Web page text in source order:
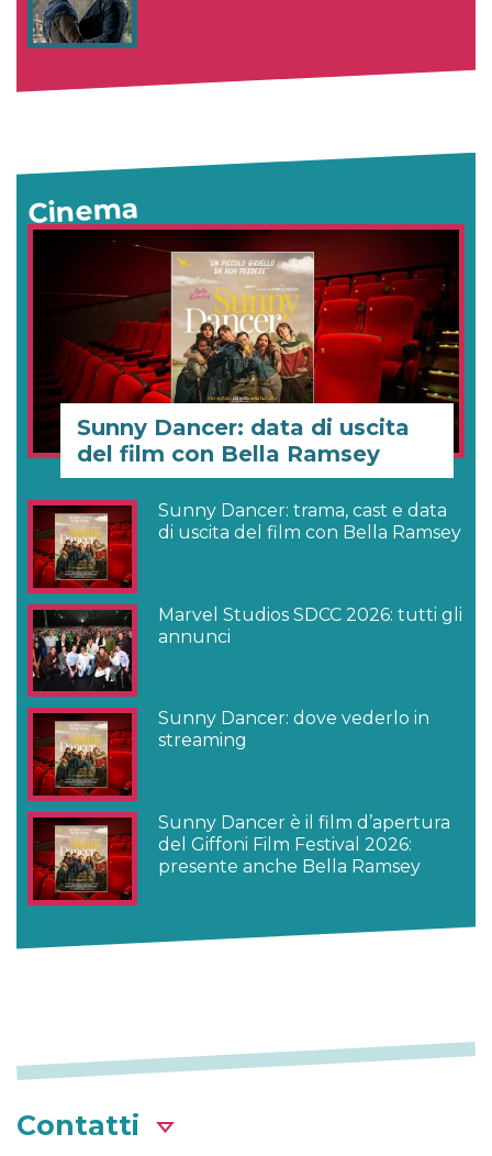
Cinema
Sunny Dancer: data di uscita
del film con Bella Ramsey
Sunny Dancer: trama, cast e data
di uscita del film con Bella Ramsey
Marvel Studios SDCC 2026: tutti gli
annunci
Sunny Dancer: dove vederlo in
streaming
Sunny Dancer è il film d’apertura
del Giffoni Film Festival 2026:
presente anche Bella Ramsey
Contatti